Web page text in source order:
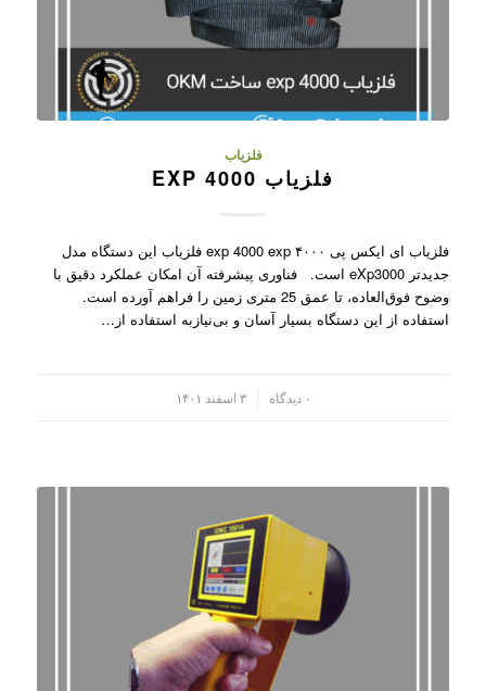
فلزیاب
فلزیاب 4000 EXP
فلزیاب ای ایکس پی ۴۰۰۰ exp 4000 exp فلزیاب این دستگاه مدل
جدیدتر eXp3000 است. فناوری پیشرفته آن امکان عملکرد دقیق با
وضوح فوق‌العاده، تا عمق 25 متری زمین را فراهم آورده است.
استفاده از این دستگاه بسیار آسان و بی‌نیازبه استفاده از…
۰ دیدگاه ۳ اسفند ۱۴۰۱